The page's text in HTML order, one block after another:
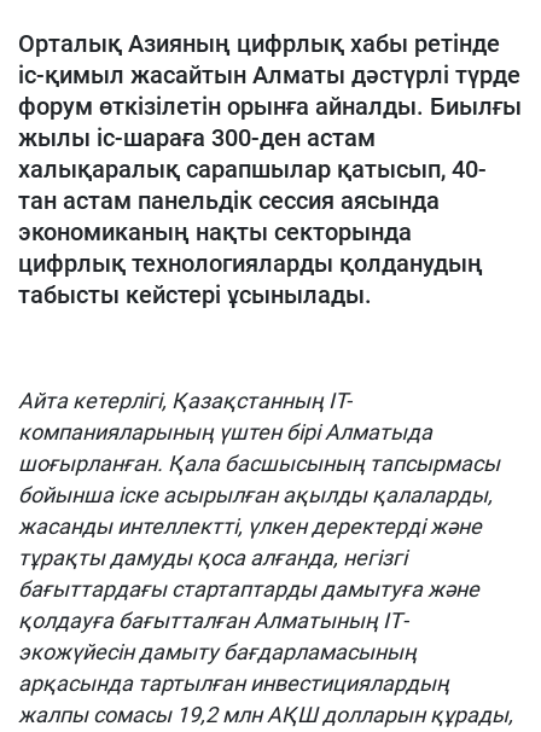
Орталық Азияның цифрлық хабы ретінде
іс-қимыл жасайтын Алматы дәстүрлі түрде
форум өткізілетін орынға айналды. Биылғы
жылы іс-шараға 300-ден астам
халықаралық сарапшылар қатысып, 40-
тан астам панельдік сессия аясында
экономиканың нақты секторында
цифрлық технологияларды қолданудың
табысты кейстері ұсынылады.
Айта кетерлігі, Қазақстанның IT-
компанияларының үштен бірі Алматыда
шоғырланған. Қала басшысының тапсырмасы
бойынша іске асырылған ақылды қалаларды,
жасанды интеллектті, үлкен деректерді және
тұрақты дамуды қоса алғанда, негізгі
бағыттардағы стартаптарды дамытуға және
қолдауға бағытталған Алматының ІТ-
экожүйесін дамыту бағдарламасының
арқасында тартылған инвестициялардың
жалпы сомасы 19,2 млн АҚШ долларын құрады,